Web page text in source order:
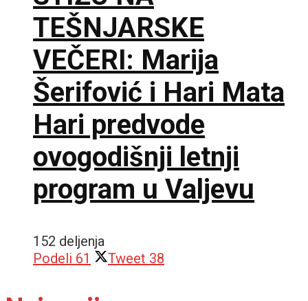
TEŠNJARSKE
VEČERI: Marija
Šerifović i Hari Mata
Hari predvode
ovogodišnji letnji
program u Valjevu
152 deljenja
Podeli 61 Tweet 38